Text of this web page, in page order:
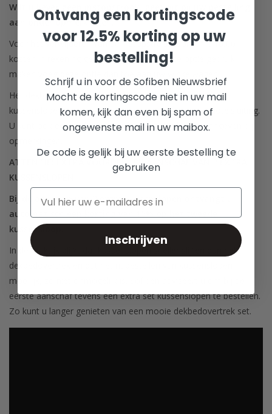
Wilt u liever geen instopstrook, geef dit bij uw bestelling
aan onder opmerkingen.
Voor het verwijderen van de instopstrook worden € 10,00
kosten in rekening gebracht. Wilt u van deze optie gebruik
maken voeg deze optie dan toe aan uw winkelwagen.
Het dekbedovertrek wordt standaard geleverd met 2
kussenslopen van 60 x 70 cm. en voorzien van een hotelsluiting.
U kunt ook een andere maat opgeven. Dit kunt u aangeven bij
opmerkingen.
ATTENTIE: EXTRA VOORDEEL BIJ AANSCHAF VAN 2 EXTRA
KUSSENSLOPEN.
Bij de aankoop van 2 extra kussenslopen ontvangt u
automatisch een korting van 15% op het tweede
kussensloop.
In de praktijk blijkt dat kussenslopen sneller slijten dan het
dekbedovertrek en dat het nabestellen van kussenslopen
moeilijk, zo niet onmogelijk is. Sofiben adviseert u om bij de
eerste aanschaf tevens een extra set kussenslopen te bestellen.
Zo kunt u langer genieten van een mooie dekbedovertrek set.
Ontvang een kortingscode
voor 12.5% korting op uw
bestelling!
Schrijf u in voor de Sofiben Nieuwsbrief
Mocht de kortingscode niet in uw mail
komen, kijk dan even bij spam of
ongewenste mail in uw maibox.
De code is gelijk bij uw eerste bestelling te
gebruiken
Inschrijven